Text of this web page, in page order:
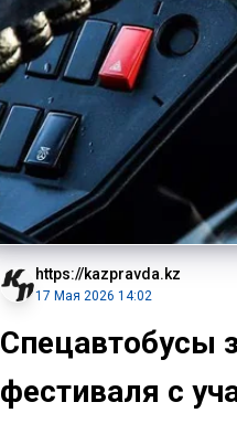
https://kazpravda.kz
17 Мая 2026 14:02
Спецавтобусы
фестиваля с